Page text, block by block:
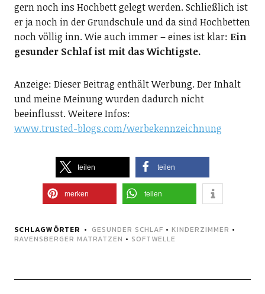
gern noch ins Hochbett gelegt werden. Schließlich ist
er ja noch in der Grundschule und da sind Hochbetten
noch völlig inn. Wie auch immer – eines ist klar: Ein
gesunder Schlaf ist mit das Wichtigste.
Anzeige: Dieser Beitrag enthält Werbung. Der Inhalt
und meine Meinung wurden dadurch nicht
beeinflusst. Weitere Infos:
www.trusted-blogs.com/werbekennzeichnung
teilen teilen
merken teilen
SCHLAGWÖRTER GESUNDER SCHLAF • KINDERZIMMER •
RAVENSBERGER MATRATZEN • SOFTWELLE